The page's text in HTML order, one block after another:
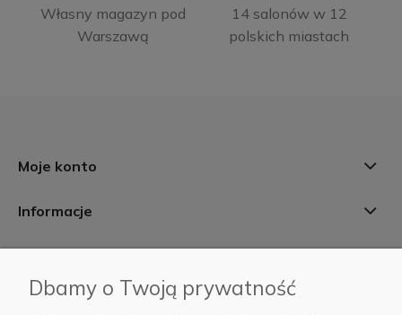
Własny magazyn pod
Warszawą
14 salonów w 12
polskich miastach
Moje konto
Informacje
AB Foto
Dbamy o Twoją prywatność